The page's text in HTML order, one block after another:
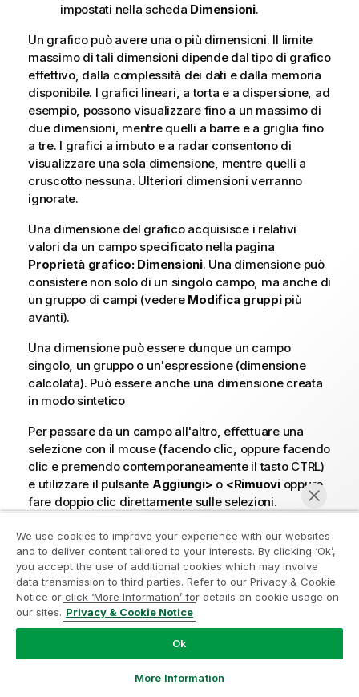
impostati nella scheda Dimensioni.
Un grafico può avere una o più dimensioni. Il limite
massimo di tali dimensioni dipende dal tipo di grafico
effettivo, dalla complessità dei dati e dalla memoria
disponibile. I grafici lineari, a torta e a dispersione, ad
esempio, possono visualizzare fino a un massimo di
due dimensioni, mentre quelli a barre e a griglia fino
a tre. I grafici a imbuto e a radar consentono di
visualizzare una sola dimensione, mentre quelli a
cruscotto nessuna. Ulteriori dimensioni verranno
ignorate.
Una dimensione del grafico acquisisce i relativi
valori da un campo specificato nella pagina
Proprietà grafico: Dimensioni. Una dimensione può
consistere non solo di un singolo campo, ma anche di
un gruppo di campi (vedere Modifica gruppipiù
avanti).
Una dimensione può essere dunque un campo
singolo, un gruppo o un'espressione (dimensione
calcolata). Può essere anche una dimensione creata
in modo sintetico
Per passare da un campo all'altro, effettuare una
selezione con il mouse (facendo clic, oppure facendo
clic e premendo contemporaneamente il tasto CTRL)
e utilizzare il pulsante Aggiungi> o <Rimuovioppure
fare doppio clic direttamente sulle selezioni.
Le dimensioni dei grafici possono essere calcolate
da un'espressione.
Proprietà dimensione
Proprietà Descrizione
disponibili
Elenca tutti i campi e i
gruppi disponibili per
l'utilizzo come dimensioni
Partecipa al programma Analytics
Modernization
Modernizza senza compromettere le tue preziose app
QlikView con il programma Analytics Modernization.
clic qui
ampquestions@qlik.com
We use cookies to improve your experience with our websites
and to deliver content tailored to your interests. By clicking ‘Ok’,
you accept the use of additional cookies which may involve
data transmission to third parties. Refer to our Privacy & Cookie
Notice or click ‘More Information’ for details on cookie usage on
our sites. Privacy & Cookie Notice
Ok
More Information